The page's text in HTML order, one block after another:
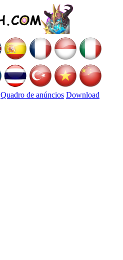
Quadro de anúncios Download